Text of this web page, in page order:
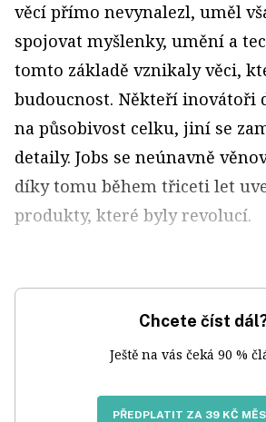
věcí přímo nevynalezl, uměl
spojovat myšlenky, umění a
tomto základě vznikaly věci,
budoucnost. Někteří inovátoři
na působivost celku, jiní se
detaily. Jobs se neúnavně
díky tomu během třiceti let
produkty, které byly revolucí.
Chcete číst
Ještě na vás čeká 90 %
PŘEDPLATIT ZA 39 KČ